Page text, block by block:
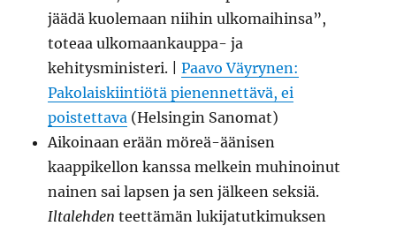
jäädä kuolemaan niihin ulkomaihinsa”,
toteaa ulkomaankauppa- ja
kehitysministeri. |Paavo Väyrynen:
Pakolaiskiintiötä pienennettävä, ei
poistettava (Helsingin Sanomat)
Aikoinaan erään möreä-äänisen
kaappikellon kanssa melkein muhinoinut
nainen sai lapsen ja sen jälkeen seksiä.
Iltalehden teettämän lukijatutkimuksen